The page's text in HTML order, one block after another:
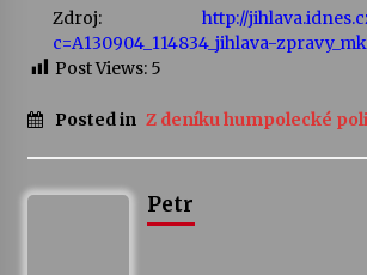
Zdroj: http://
c=A130904_114834_jihlava-
Post Views: 5
Posted in Z deníku humpolecké
Petr